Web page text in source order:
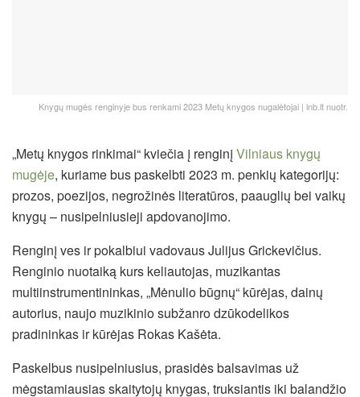
Knygų mugės renginyje bus renkami 2023 Metų knygos nugalėtojai | lnb.lt nuotr.
„Metų knygos rinkimai“ kviečia į renginį Vilniaus knygų
mugėje, kuriame bus paskelbti 2023 m. penkių kategorijų:
prozos, poezijos, negrožinės literatūros, paauglių bei vaikų
knygų – nusipelniusieji apdovanojimo.
Renginį ves ir pokalbiui vadovaus Julijus Grickevičius.
Renginio nuotaiką kurs keliautojas, muzikantas
multiinstrumentininkas, „Mėnulio būgnų“ kūrėjas, dainų
autorius, naujo muzikinio subžanro dzūkodelikos
pradininkas ir kūrėjas Rokas Kašėta.
Paskelbus nusipelniusius, prasidės balsavimas už
mėgstamiausias skaitytojų knygas, truksiantis iki balandžio